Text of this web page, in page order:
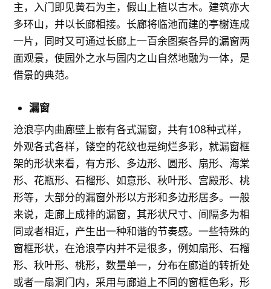
主，入门即见黄石为主，假山上植以古木。建筑亦大
多环山，并以长廊相接。长廊将临池而建的亭榭连成
一片，同时又可通过长廊上一百余图案各异的漏窗两
面观景，使园外之水与园内之山自然地融为一体，是
借景的典范。
漏窗
沧浪亭内曲廊壁上嵌有各式漏窗，共有108种式样，
外观各式各样，镂空的花纹也是绚烂多彩，就漏窗框
架的形状来看，有方形、多边形、圆形、扇形、海棠
形、花瓶形、石榴形、如意形、秋叶形、宫殿形、桃
形等，大部分的漏窗外形以方形和多边形居多。一般
来说，走廊上成排的漏窗，其形状尺寸、间隔多为相
同或者相近，产生出一种和谐的节奏感。一些特殊的
窗框形状，在沧浪亭内并不是很多，例如扇形、石榴
形、秋叶形、桃形，数量单一，分布在廊道的转折处
或者一扇洞门内，采用与廊道上不同的窗框色彩，形